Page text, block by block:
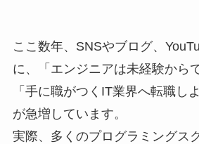
ここ数年、SNSやブログ、
に、「エンジニアは未経験から
「手に職がつくIT業界へ転職し
が急増しています。
実際、多くのプログラミングス